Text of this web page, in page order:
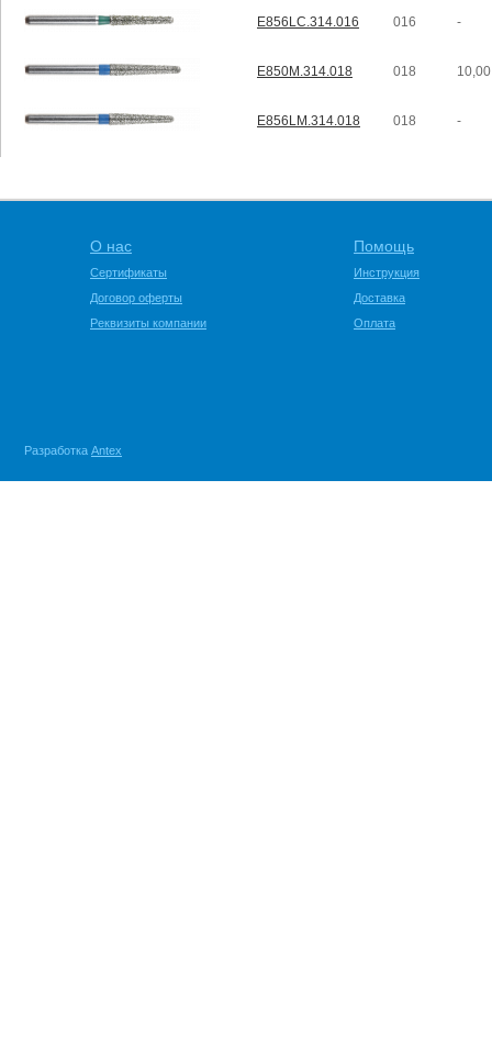
E856LC.314.016 016 -
E850M.314.018 018 10,00
E856LM.314.018 018 -
О нас
Сертификаты
Договор оферты
Реквизиты компании
Помощь
Инструкция
Доставка
Оплата
Разработка Antex